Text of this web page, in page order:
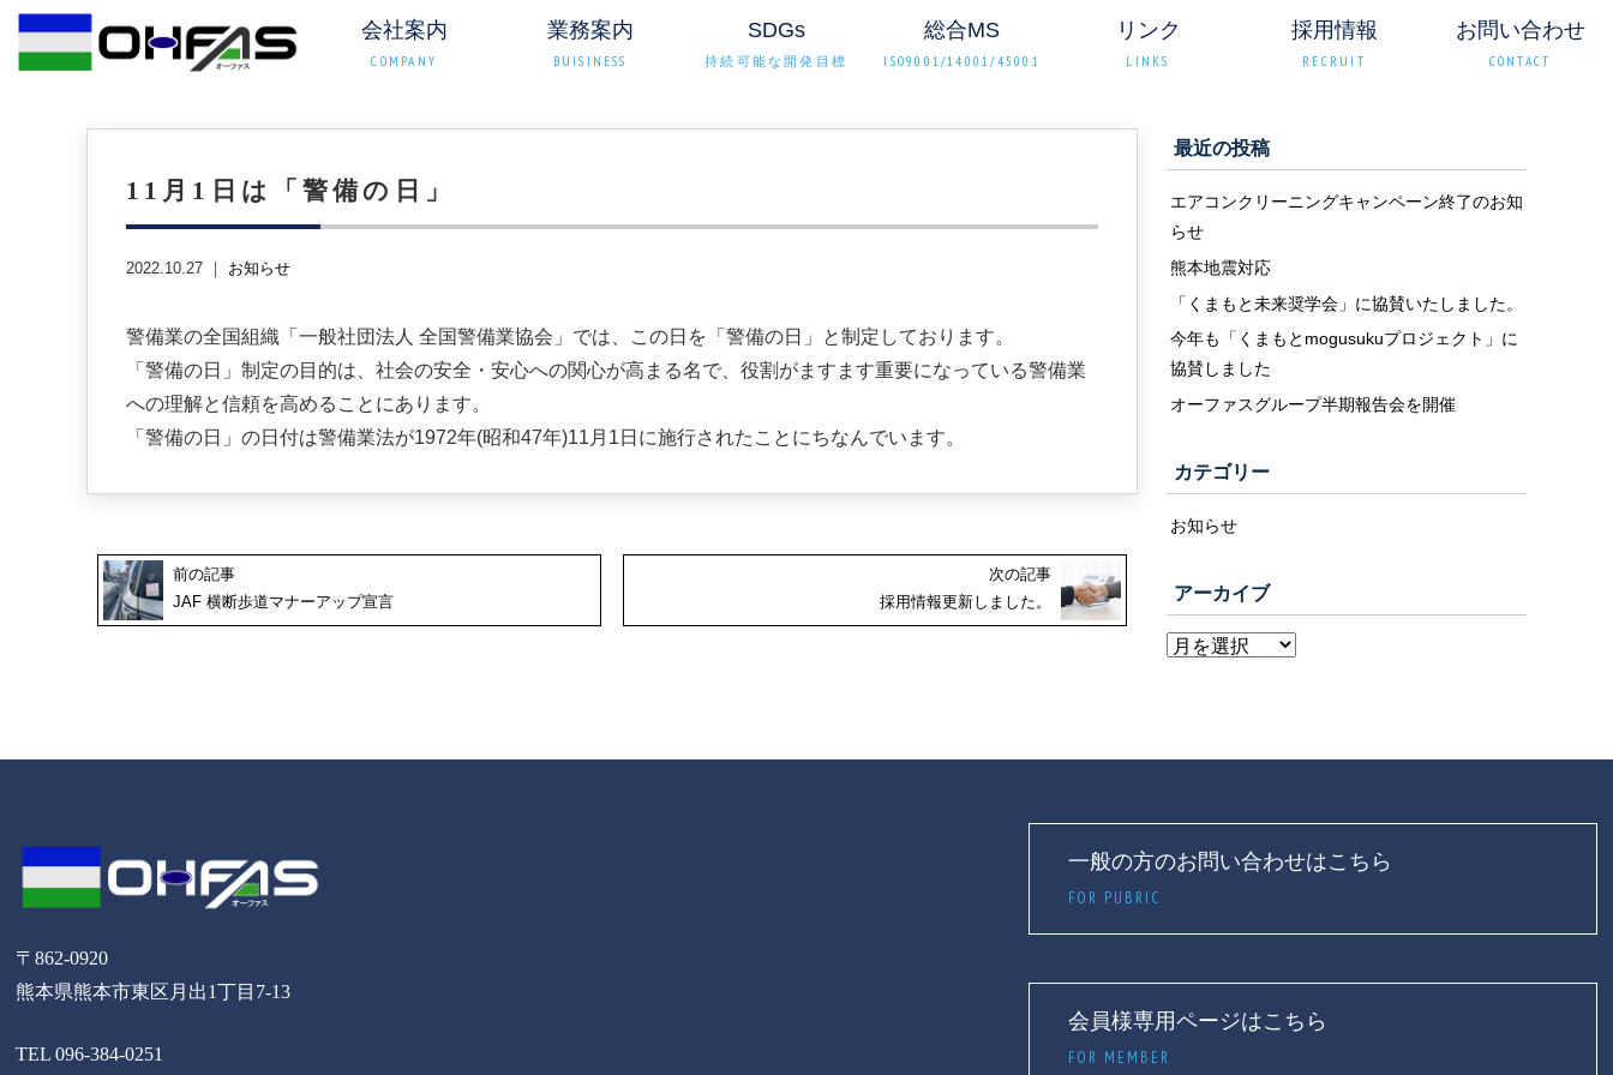
会社案内
COMPANY
業務案内
BUISINESS
SDGs
持続可能な開発目標
総合MS
ISO9001/14001/45001
リンク
LINKS
採用情報
RECRUIT
お問い合わせ
CONTACT
11月1日は「警備の日」
2022.10.27 ｜ お知らせ
警備業の全国組織「一般社団法人 全国警備業協会」では、この日を「警備の日」と制定しております。
「警備の日」制定の目的は、社会の安全・安心への関心が高まる名で、役割がますます重要になっている警備業
への理解と信頼を高めることにあります。
「警備の日」の日付は警備業法が1972年(昭和47年)11月1日に施行されたことにちなんでいます。
前の記事
JAF 横断歩道マナーアップ宣言
次の記事
採用情報更新しました。
最近の投稿
エアコンクリーニングキャンペーン終了のお知
らせ
熊本地震対応
「くまもと未来奨学会」に協賛いたしました。
今年も「くまもとmogusukuプロジェクト」に
協賛しました
オーファスグループ半期報告会を開催
カテゴリー
お知らせ
アーカイブ
〒862-0920
熊本県熊本市東区月出1丁目7-13
TEL 096-384-0251
一般の方のお問い合わせはこちら
FOR PUBRIC
会員様専用ページはこちら
FOR MEMBER